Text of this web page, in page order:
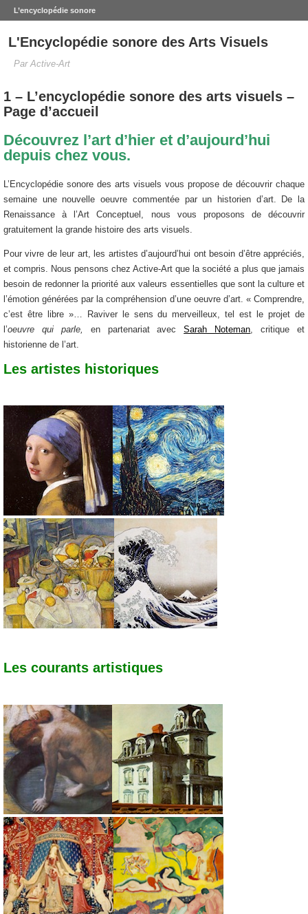
L’encyclopédie sonore
L'Encyclopédie sonore des Arts Visuels
Par Active-Art
1 – L’encyclopédie sonore des arts visuels –
Page d’accueil
Découvrez l’art d’hier et d’aujourd’hui
depuis chez vous.
L’Encyclopédie sonore des arts visuels vous propose de découvrir chaque
semaine une nouvelle oeuvre commentée par un historien d’art. De la
Renaissance à l’Art Conceptuel, nous vous proposons de découvrir
gratuitement la grande histoire des arts visuels.
Pour vivre de leur art, les artistes d’aujourd’hui ont besoin d’être appréciés,
et compris. Nous pensons chez Active-Art que la société a plus que jamais
besoin de redonner la priorité aux valeurs essentielles que sont la culture et
l’émotion générées par la compréhension d’une oeuvre d’art. « Comprendre,
c’est être libre »… Raviver le sens du merveilleux, tel est le projet de
l’oeuvre qui parle, en partenariat avecSarah Noteman, critique et
historienne de l’art.
Les artistes historiques
Les courants artistiques